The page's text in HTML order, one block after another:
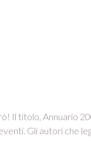
Il titolo, Annuario
Gli autori che